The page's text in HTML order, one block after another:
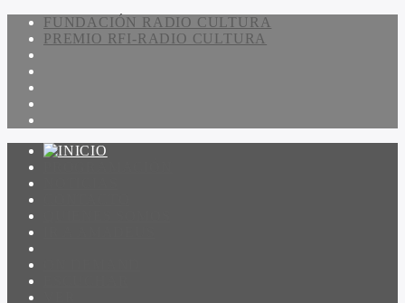
FUNDACIÓN RADIO CULTURA
PREMIO RFI-RADIO CULTURA